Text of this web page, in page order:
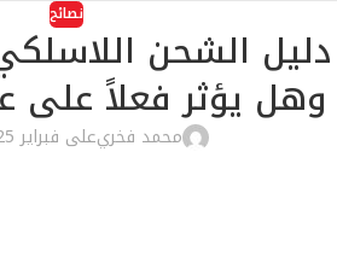
نصائح
دليل الشحن
وهل يؤثر فعلاً على
محمد فخريعلى فبراير 25, 2026